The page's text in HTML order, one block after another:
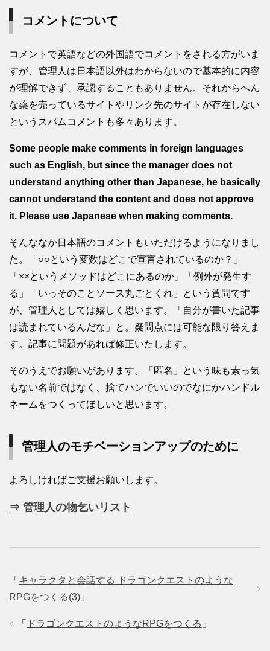
コメントについて
コメントで英語などの外国語でコメントをされる方がいま
すが、管理人は日本語以外はわからないので基本的に内容
が理解できず、承認することもありません。それからへん
な薬を売っているサイトやリンク先のサイトが存在しない
というスパムコメントも多々あります。
Some people make comments in foreign languages
such as English, but since the manager does not
understand anything other than Japanese, he basically
cannot understand the content and does not approve
it. Please use Japanese when making comments.
そんななか日本語のコメントもいただけるようになりまし
た。「○○という変数はどこで宣言されているのか？」
「××というメソッドはどこにあるのか」「例外が発生す
る」「いっそのことソース丸ごとくれ」という質問です
が、管理人としては嬉しく思います。「自分が書いた記事
は読まれているんだな」と。疑問点には可能な限り答えま
す。記事に問題があれば修正いたします。
そのうえでお願いがあります。「匿名」という味も素っ気
もない名前ではなく、捨てハンでいいのでなにかハンドル
ネームをつくってほしいと思います。
管理人のモチベーションアップのために
よろしければご支援お願いします。
⇒ 管理人の物乞いリスト
「 キャラクタと会話する ドラゴンクエストのような
RPGをつくる(3) 」
「 ドラゴンクエストのようなRPGをつくる 」